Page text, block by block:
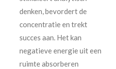
denken, bevordert de
concentratie en trekt
succes aan. Het kan
negatieve energie uit een
ruimte absorberen